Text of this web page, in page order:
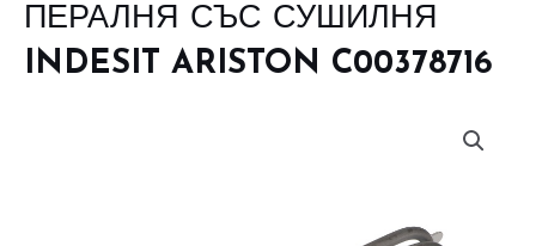
ПЕРАЛНЯ СЪС СУШИЛНЯ
INDESIT ARISTON C00378716